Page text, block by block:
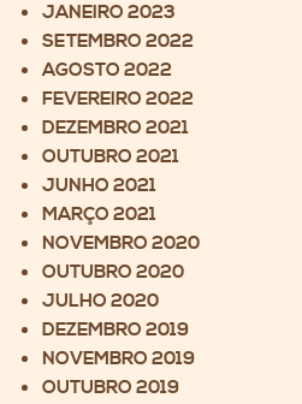
JANEIRO 2023
SETEMBRO 2022
AGOSTO 2022
FEVEREIRO 2022
DEZEMBRO 2021
OUTUBRO 2021
JUNHO 2021
MARÇO 2021
NOVEMBRO 2020
OUTUBRO 2020
JULHO 2020
DEZEMBRO 2019
NOVEMBRO 2019
OUTUBRO 2019